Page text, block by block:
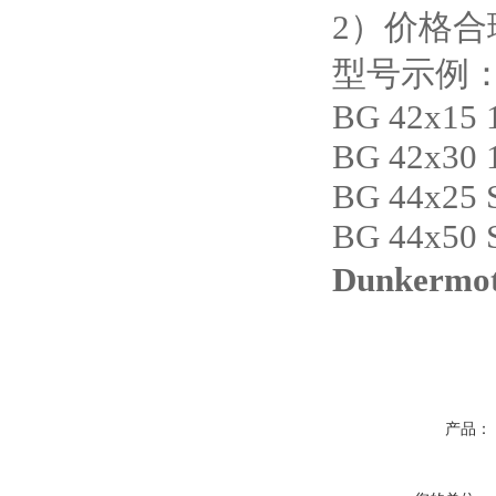
2 ）价格
型号示例
BG 42x15
BG 42x30
BG 44x25
BG 44x50
产品：